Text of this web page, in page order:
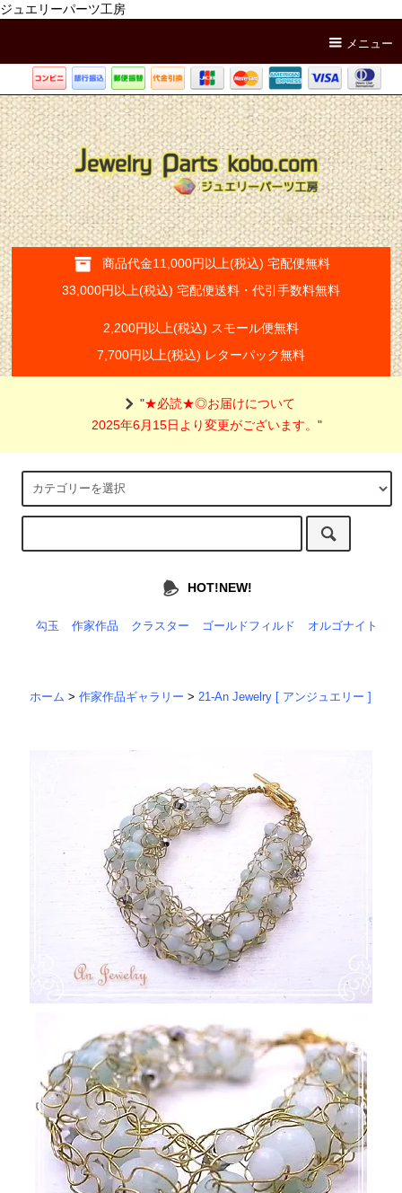
ジュエリーパーツ工房
メニュー
商品代金11,000円以上(税込) 宅配便無料
33,000円以上(税込) 宅配便送料・代引手数料無料
2,200円以上(税込) スモール便無料
7,700円以上(税込) レターパック無料
"★必読★◎お届けについて
2025年6月15日より変更がございます。"
HOT!NEW!
勾玉 作家作品 クラスター ゴールドフィルド オルゴナイト
ホーム >作家作品ギャラリー >21-An Jewelry [ アンジュエリー ]